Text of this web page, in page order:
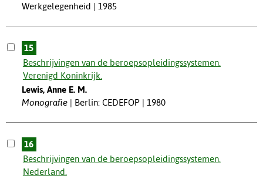
Werkgelegenheid | 1985
15
Beschrijvingen van de beroepsopleidingssystemen.
Verenigd Koninkrijk.
Lewis, Anne E. M.
Monografie
Berlin: CEDEFOP | 1980
16
Beschrijvingen van de beroepsopleidingssystemen.
Nederland.